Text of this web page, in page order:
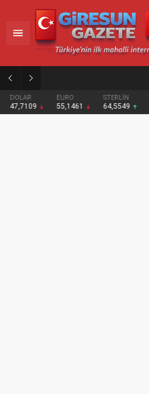
DOLAR
47,7109
EURO
55,1461
STERLİN
64,5549